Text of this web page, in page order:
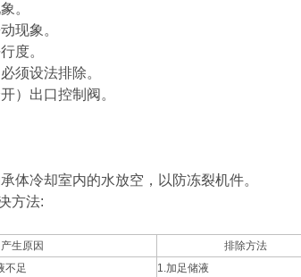
。
现象。
度。
须设法排除。
）出口控制阀。
体冷却室内的水放空，以防冻裂机件。
方法:
产生原因 排除方法
不足
1.加足储液